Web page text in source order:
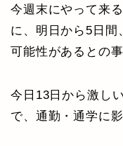
今週末にやって来
に、明日から5日間
可能性があるとの事
今日13日から激し
で、通勤・通学に